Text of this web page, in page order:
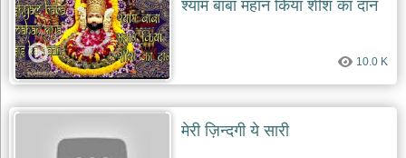
देश
भक्ति
भजन
patriotic
श्याम बाबा महान किया शीश का दान
10.0 K
मेरी ज़िन्दगी ये सारी